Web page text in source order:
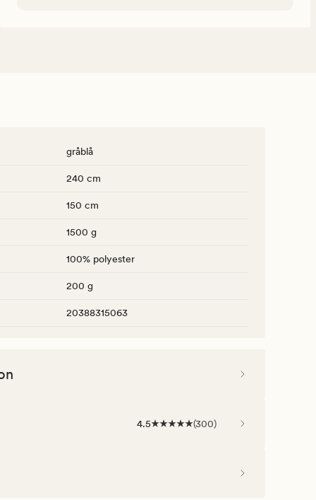
gråblå
240 cm
150 cm
1500 g
100% polyester
200 g
20388315063
4.5 (300)